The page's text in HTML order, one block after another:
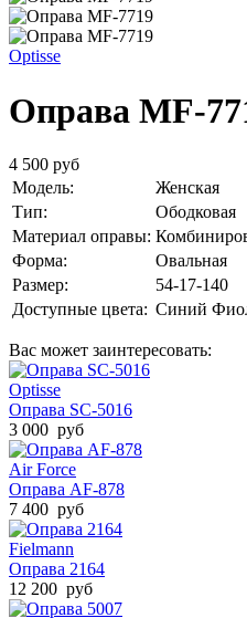
Optisse
Оправа MF-
4 500 руб
Модель:
Женская
Тип:
Ободковая
Материал оправы:
Форма:
Овальная
Размер:
54-17-140
Доступные цвета: Синий
Вас может заинтересовать:
Optisse
Оправа SC-5016
3 000 руб
Air Force
Оправа AF-878
7 400 руб
Fielmann
Оправа 2164
12 200 руб